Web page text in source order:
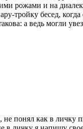
рожами и на
тройку бесед,
а ведь могли
не понял как в личку